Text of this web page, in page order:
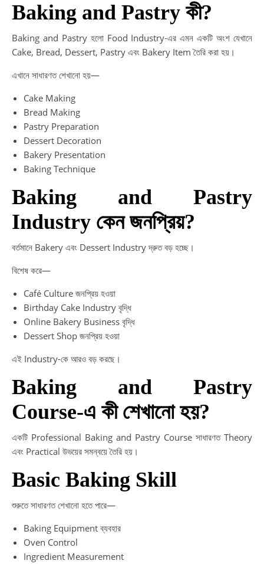
Baking and Pastry কী?
Baking and Pastry হলো Food Industry-এর এমন একটি অংশ যেখানে
Cake, Bread, Dessert, Pastry এবং Bakery Item তৈরি করা হয়।
এখানে সাধারণত শেখানো হয়—
Cake Making
Bread Making
Pastry Preparation
Dessert Decoration
Bakery Presentation
Baking Technique
Baking and Pastry
Industry কেন জনপ্রিয়?
বর্তমানে Bakery এবং Dessert Industry দ্রুত বড় হচ্ছে।
বিশেষ করে—
Café Culture জনপ্রিয় হওয়া
Birthday Cake Industry বৃদ্ধি
Online Bakery Business বৃদ্ধি
Dessert Shop জনপ্রিয় হওয়া
এই Industry-কে আরও বড় করছে।
Baking and Pastry
Course-এ কী শেখানো হয়?
একটি Professional Baking and Pastry Course সাধারণত Theory
এবং Practical উভয়ের সমন্বয়ে তৈরি হয়।
Basic Baking Skill
শুরুতে সাধারণত শেখানো হতে পারে—
Baking Equipment ব্যবহার
Oven Control
Ingredient Measurement